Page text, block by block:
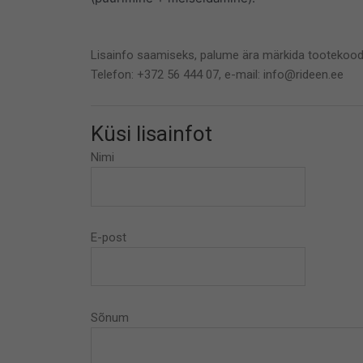
Lisainfo saamiseks, palume ära märkida
Telefon: +372 56 444 07, e-mail: info@rideen.ee
Küsi lisainfot
Nimi
E-post
Sõnum